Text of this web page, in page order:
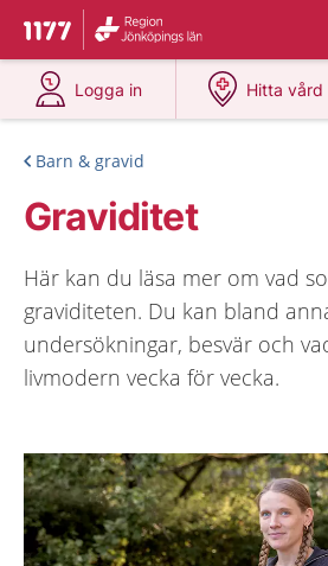
Till startsidan för 1177
Du har valt region
Logga in
på 1177.se
Hitta vård
på
Barn & gravid
Graviditet
Här kan du läsa mer om vad
graviditeten. Du kan bland
undersökningar, besvär och
livmodern vecka för vecka.